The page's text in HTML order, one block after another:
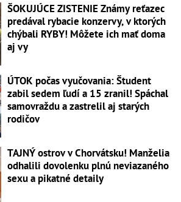
ŠOKUJÚCE ZISTENIE Známy reťazec
predával rybacie konzervy, v ktorých
chýbali RYBY! Môžete ich mať doma
aj vy
ÚTOK počas vyučovania: Študent
zabil sedem ľudí a 15 zranil! Spáchal
samovraždu a zastrelil aj starých
rodičov
TAJNÝ ostrov v Chorvátsku! Manželia
odhalili dovolenku plnú neviazaného
sexu a pikatné detaily